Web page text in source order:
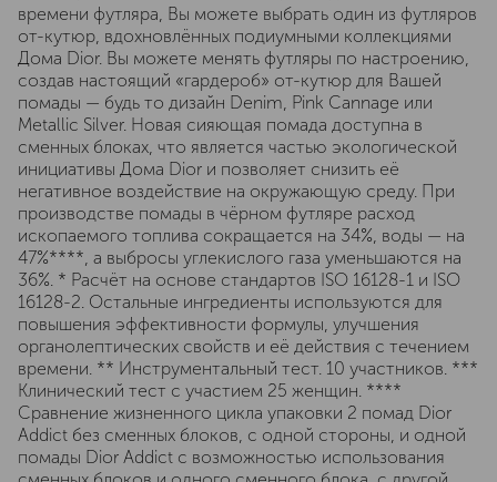
времени футляра, Вы можете выбрать один из футляров
от-кутюр, вдохновлённых подиумными коллекциями
Дома Dior. Вы можете менять футляры по настроению,
создав настоящий «гардероб» от-кутюр для Вашей
помады — будь то дизайн Denim, Pink Cannage или
Metallic Silver. Новая сияющая помада доступна в
сменных блоках, что является частью экологической
инициативы Дома Dior и позволяет снизить её
негативное воздействие на окружающую среду. При
производстве помады в чёрном футляре расход
ископаемого топлива сокращается на 34%, воды — на
47%****, а выбросы углекислого газа уменьшаются на
36%. * Расчёт на основе стандартов ISO 16128-1 и ISO
16128-2. Остальные ингредиенты используются для
повышения эффективности формулы, улучшения
органолептических свойств и её действия с течением
времени. ** Инструментальный тест. 10 участников. ***
Клинический тест с участием 25 женщин. ****
Сравнение жизненного цикла упаковки 2 помад Dior
Addict без сменных блоков, с одной стороны, и одной
помады Dior Addict с возможностью использования